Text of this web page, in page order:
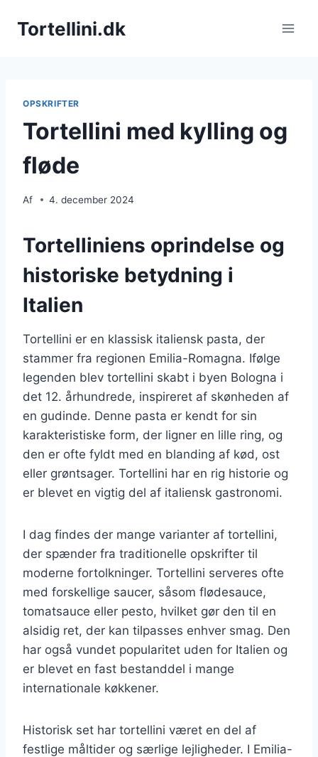
Tortellini.dk
OPSKRIFTER
Tortellini med kylling og
fløde
Af 4. december 2024
Tortelliniens oprindelse og
historiske betydning i
Italien
Tortellini er en klassisk italiensk pasta, der
stammer fra regionen Emilia-Romagna. Ifølge
legenden blev tortellini skabt i byen Bologna i
det 12. århundrede, inspireret af skønheden af
en gudinde. Denne pasta er kendt for sin
karakteristiske form, der ligner en lille ring, og
den er ofte fyldt med en blanding af kød, ost
eller grøntsager. Tortellini har en rig historie og
er blevet en vigtig del af italiensk gastronomi.
I dag findes der mange varianter af tortellini,
der spænder fra traditionelle opskrifter til
moderne fortolkninger. Tortellini serveres ofte
med forskellige saucer, såsom flødesauce,
tomatsauce eller pesto, hvilket gør den til en
alsidig ret, der kan tilpasses enhver smag. Den
har også vundet popularitet uden for Italien og
er blevet en fast bestanddel i mange
internationale køkkener.
Historisk set har tortellini været en del af
festlige måltider og særlige lejligheder. I Emilia-